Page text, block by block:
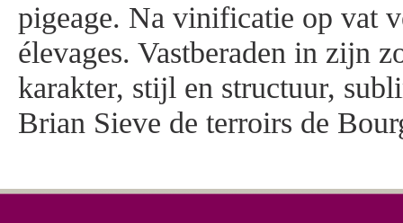
pigeage. Na vinificatie op vat
élevages. Vastberaden in zijn
karakter, stijl en structuur,
Brian Sieve de terroirs de